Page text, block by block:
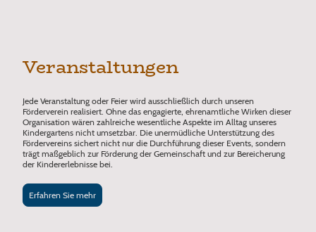
Veranstaltungen
Jede Veranstaltung oder Feier wird ausschließlich durch unseren
Förderverein realisiert. Ohne das engagierte, ehrenamtliche Wirken dieser
Organisation wären zahlreiche wesentliche Aspekte im Alltag unseres
Kindergartens nicht umsetzbar. Die unermüdliche Unterstützung des
Fördervereins sichert nicht nur die Durchführung dieser Events, sondern
trägt maßgeblich zur Förderung der Gemeinschaft und zur Bereicherung
der Kindererlebnisse bei.
Erfahren Sie mehr